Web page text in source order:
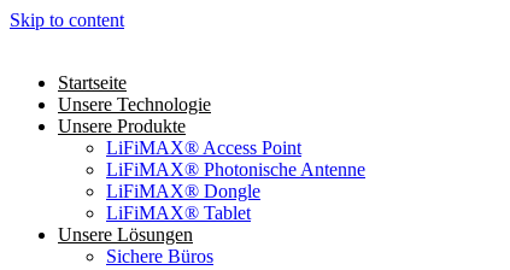
Skip to content
Startseite
Unsere Technologie
Unsere Produkte
LiFiMAX® Access Point
LiFiMAX® Photonische Antenne
LiFiMAX® Dongle
LiFiMAX® Tablet
Unsere Lösungen
Sichere Büros